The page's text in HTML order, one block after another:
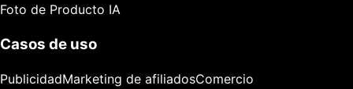
Foto de Producto IA
Casos de uso
PublicidadMarketing de afiliadosComercio